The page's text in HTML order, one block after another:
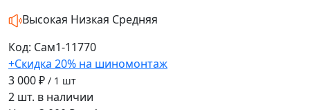
Высокая Низкая Средняя
Код: Сам1-11770
+Скидка 20% на шиномонтаж
3 000 ₽ / 1 шт
2 шт. в наличии